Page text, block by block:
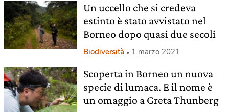
Un uccello che si credeva
estinto è stato avvistato nel
Borneo dopo quasi due secoli
Biodiversità 1 marzo 2021
Scoperta in Borneo un nuova
specie di lumaca. E il nome è
un omaggio a Greta Thunberg